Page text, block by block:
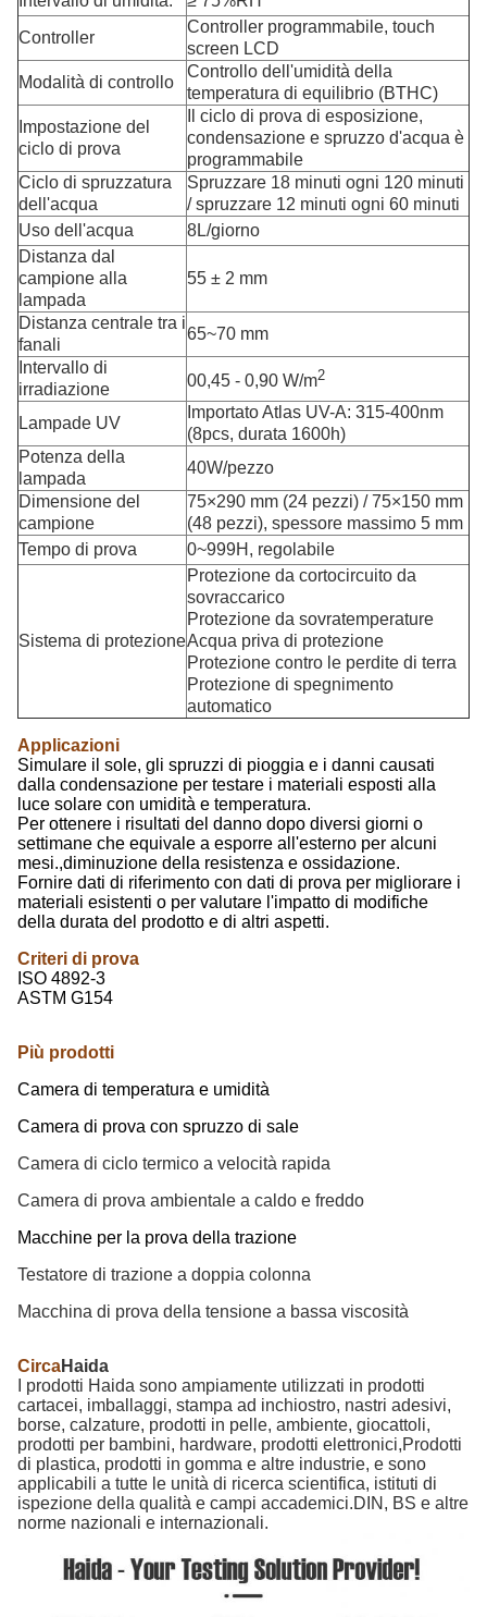
Controller
Controller programmabile, touch
screen LCD
Modalità di controllo
Controllo dell'umidità della
temperatura di equilibrio (BTHC)
Impostazione del
ciclo di prova
Il ciclo di prova di esposizione,
condensazione e spruzzo d'acqua è
programmabile
Ciclo di spruzzatura
dell'acqua
Spruzzare 18 minuti ogni 120 minuti
/ spruzzare 12 minuti ogni 60 minuti
Uso dell'acqua
8L/giorno
Distanza dal
campione alla
lampada
55 ± 2 mm
Distanza centrale tra i
fanali
65~70 mm
Intervallo di
irradiazione
00,45 - 0,90 W/m2
Lampade UV
Importato Atlas UV-A: 315-400nm
(8pcs, durata 1600h)
Potenza della
lampada
40W/pezzo
Dimensione del
campione
75×290 mm (24 pezzi) / 75×150 mm
(48 pezzi), spessore massimo 5 mm
Tempo di prova
0~999H, regolabile
Sistema di protezione
Protezione da cortocircuito da
sovraccarico
Protezione da sovratemperature
Acqua priva di protezione
Protezione contro le perdite di terra
Protezione di spegnimento
automatico
Applicazioni
Simulare il sole, gli spruzzi di pioggia e i danni causati
dalla condensazione per testare i materiali esposti alla
luce solare con umidità e temperatura.
Per ottenere i risultati del danno dopo diversi giorni o
settimane che equivale a esporre all'esterno per alcuni
mesi.,diminuzione della resistenza e ossidazione.
Fornire dati di riferimento con dati di prova per migliorare i
materiali esistenti o per valutare l'impatto di modifiche
della durata del prodotto e di altri aspetti.
Criteri di prova
ISO 4892-3
ASTM G154
Più prodotti
Camera di temperatura e umidità
Camera di prova con spruzzo di sale
Camera di ciclo termico a velocità rapida
Camera di prova ambientale a caldo e freddo
Macchine per la prova della trazione
Testatore di trazione a doppia colonna
Macchina di prova della tensione a bassa viscosità
CircaHaida
I prodotti Haida sono ampiamente utilizzati in prodotti
cartacei, imballaggi, stampa ad inchiostro, nastri adesivi,
borse, calzature, prodotti in pelle, ambiente, giocattoli,
prodotti per bambini, hardware, prodotti elettronici,Prodotti
di plastica, prodotti in gomma e altre industrie, e sono
applicabili a tutte le unità di ricerca scientifica, istituti di
ispezione della qualità e campi accademici.DIN, BS e altre
norme nazionali e internazionali.